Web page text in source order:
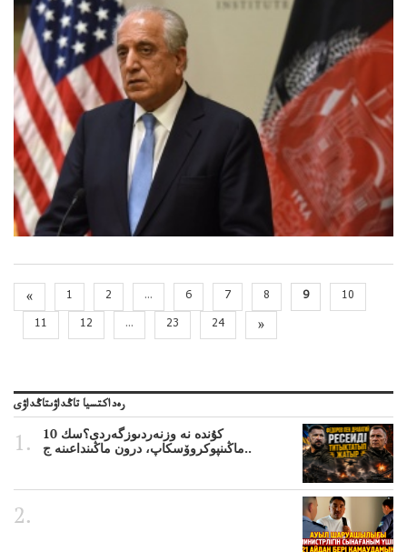
« 1 2 ... 6 7 8 9
10
11
12 ... 23 24 »
رەداكتسيا تاڭداۋىتاڭداۋى
10 كۇندە نە وزنەردىوزگەردى؟سك
ماڭىنپوكروۆسكاپ، درون ماڭىنداعىنە ج..